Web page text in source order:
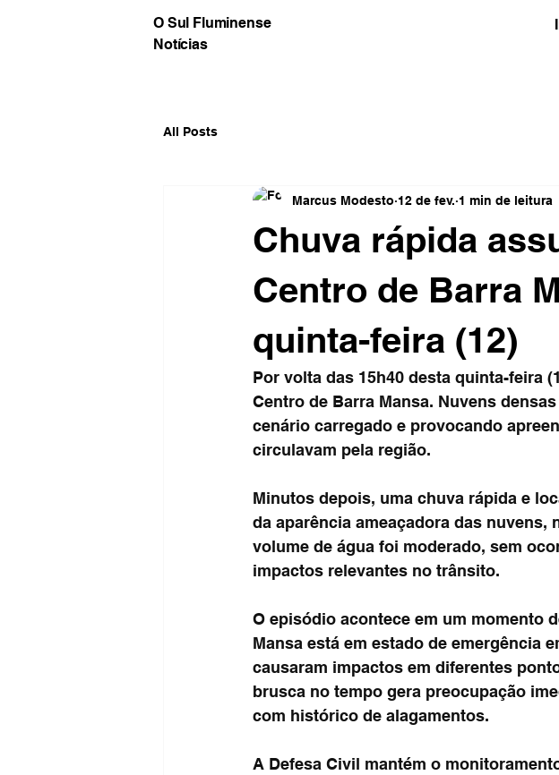
O Sul Fluminense
Notícias
All Posts
Chuva rápida
Centro de Barra
quinta-feira (12)
Marcus Modesto 12 de fev. 1 min de leitura
Por volta das 15h40 desta quinta-feira
Centro de Barra Mansa. Nuvens
cenário carregado e provocando
circulavam pela região.
Minutos depois, uma chuva rápida e
da aparência ameaçadora das
volume de água foi moderado, sem
impactos relevantes no trânsito.
O episódio acontece em um momento
Mansa está em estado de emergência
causaram impactos em diferentes
brusca no tempo gera preocupação
com histórico de alagamentos.
A Defesa Civil mantém o